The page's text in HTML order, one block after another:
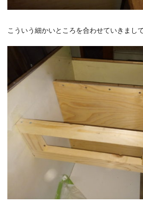
こういう細かいところを合わせていきまし